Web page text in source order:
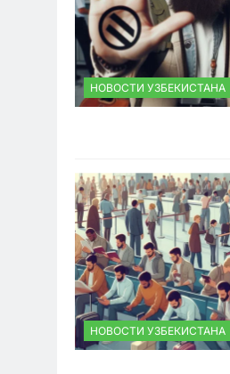
НОВОСТИ УЗБЕКИСТАНА
НОВОСТИ УЗБЕКИСТАНА